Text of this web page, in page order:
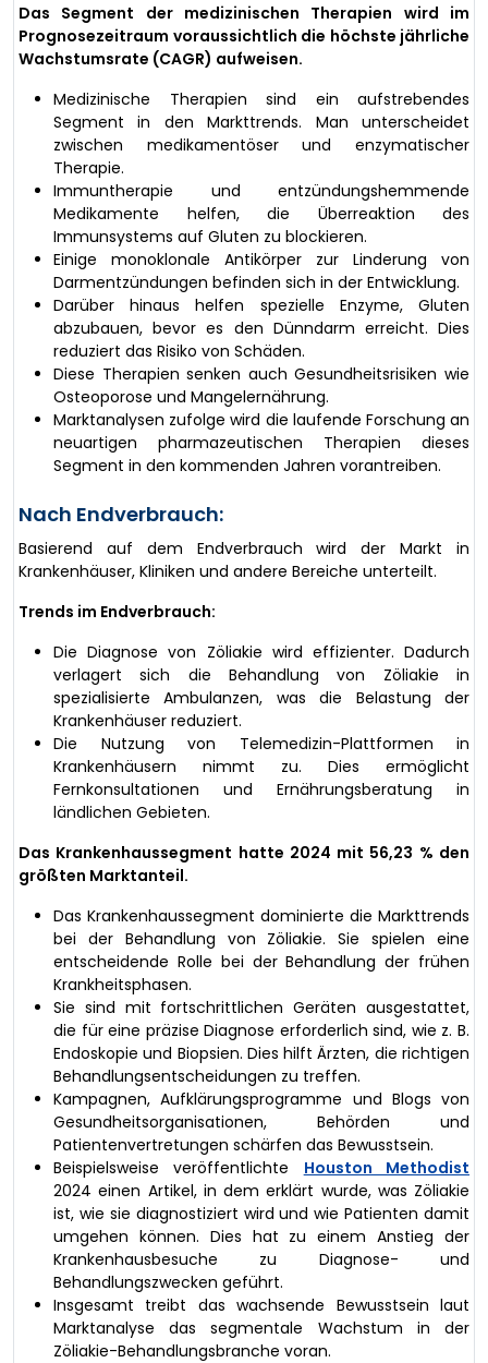
Das Segment der medizinischen Therapien wird im
Prognosezeitraum voraussichtlich die höchste jährliche
Wachstumsrate (CAGR) aufweisen.
Medizinische Therapien sind ein aufstrebendes
Segment in den Markttrends. Man unterscheidet
zwischen medikamentöser und enzymatischer
Therapie.
Immuntherapie und entzündungshemmende
Medikamente helfen, die Überreaktion des
Immunsystems auf Gluten zu blockieren.
Einige monoklonale Antikörper zur Linderung von
Darmentzündungen befinden sich in der Entwicklung.
Darüber hinaus helfen spezielle Enzyme, Gluten
abzubauen, bevor es den Dünndarm erreicht. Dies
reduziert das Risiko von Schäden.
Diese Therapien senken auch Gesundheitsrisiken wie
Osteoporose und Mangelernährung.
Marktanalysen zufolge wird die laufende Forschung an
neuartigen pharmazeutischen Therapien dieses
Segment in den kommenden Jahren vorantreiben.
Nach Endverbrauch:
Basierend auf dem Endverbrauch wird der Markt in
Krankenhäuser, Kliniken und andere Bereiche unterteilt.
Trends im Endverbrauch:
Die Diagnose von Zöliakie wird effizienter. Dadurch
verlagert sich die Behandlung von Zöliakie in
spezialisierte Ambulanzen, was die Belastung der
Krankenhäuser reduziert.
Die Nutzung von Telemedizin-Plattformen in
Krankenhäusern nimmt zu. Dies ermöglicht
Fernkonsultationen und Ernährungsberatung in
ländlichen Gebieten.
Das Krankenhaussegment hatte 2024 mit 56,23 % den
größten Marktanteil.
Das Krankenhaussegment dominierte die Markttrends
bei der Behandlung von Zöliakie. Sie spielen eine
entscheidende Rolle bei der Behandlung der frühen
Krankheitsphasen.
Sie sind mit fortschrittlichen Geräten ausgestattet,
die für eine präzise Diagnose erforderlich sind, wie z. B.
Endoskopie und Biopsien. Dies hilft Ärzten, die richtigen
Behandlungsentscheidungen zu treffen.
Kampagnen, Aufklärungsprogramme und Blogs von
Gesundheitsorganisationen, Behörden und
Patientenvertretungen schärfen das Bewusstsein.
Beispielsweise veröffentlichte Houston Methodist
2024 einen Artikel, in dem erklärt wurde, was Zöliakie
ist, wie sie diagnostiziert wird und wie Patienten damit
umgehen können. Dies hat zu einem Anstieg der
Krankenhausbesuche zu Diagnose- und
Behandlungszwecken geführt.
Insgesamt treibt das wachsende Bewusstsein laut
Marktanalyse das segmentale Wachstum in der
Zöliakie-Behandlungsbranche voran.